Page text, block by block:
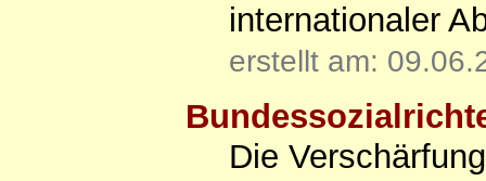
internationaler
erstellt am:
Die